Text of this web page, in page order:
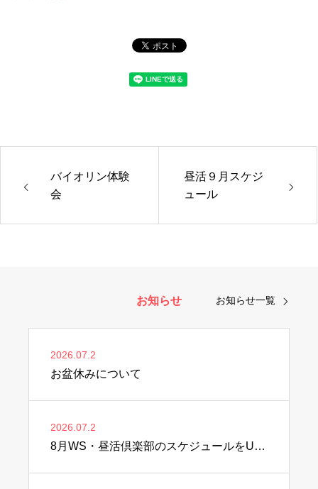
バイオリン体験
会
昼活９月スケジ
ュール
お知らせ
2026.07.2
お盆休みについて
2026.07.2
8月WS・昼活倶楽部のスケジュールをUPしました♫
お知らせ一覧